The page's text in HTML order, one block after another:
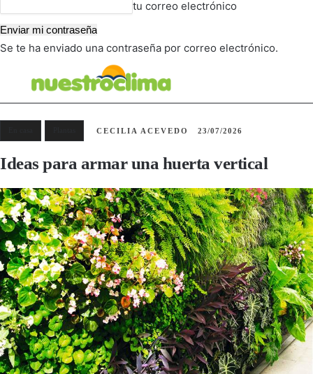
tu correo electrónico
Se te ha enviado una contraseña por correo electrónico.
CECILIA ACEVEDO 23/07/2026
Ideas para armar una huerta vertical